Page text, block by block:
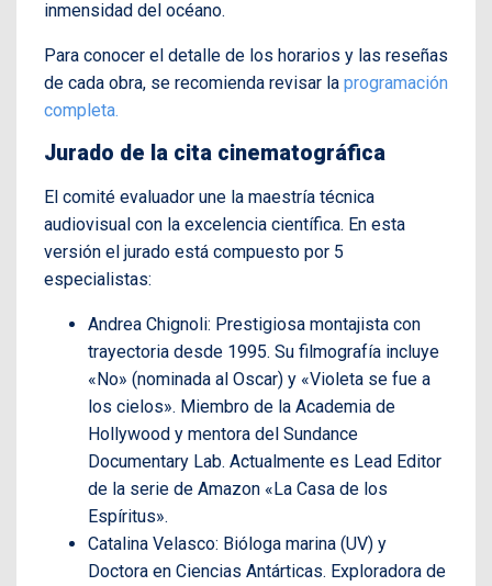
inmensidad del océano.
Para conocer el detalle de los horarios y las reseñas
de cada obra, se recomienda revisar la programación
completa.
Jurado de la cita cinematográfica
El comité evaluador une la maestría técnica
audiovisual con la excelencia científica. En esta
versión el jurado está compuesto por 5
especialistas:
Andrea Chignoli: Prestigiosa montajista con
trayectoria desde 1995. Su filmografía incluye
«No» (nominada al Oscar) y «Violeta se fue a
los cielos». Miembro de la Academia de
Hollywood y mentora del Sundance
Documentary Lab. Actualmente es Lead Editor
de la serie de Amazon «La Casa de los
Espíritus».
Catalina Velasco: Bióloga marina (UV) y
Doctora en Ciencias Antárticas. Exploradora de